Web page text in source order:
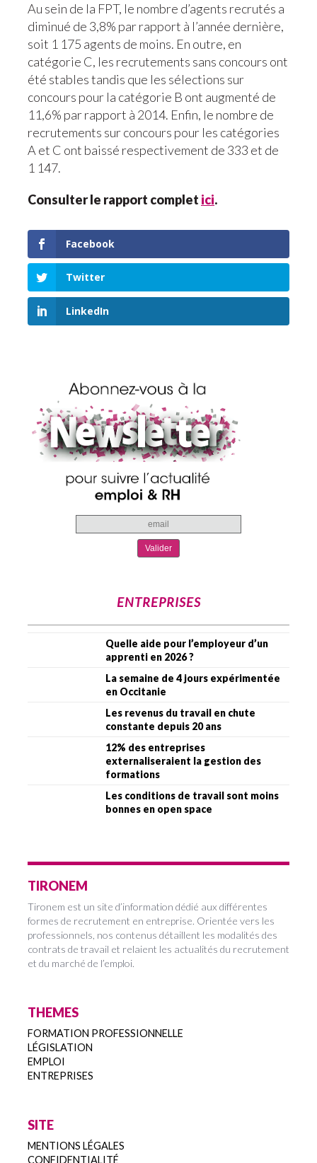
Au sein de la FPT, le nombre d’agents recrutés a
diminué de 3,8% par rapport à l’année dernière,
soit 1 175 agents de moins. En outre, en
catégorie C, les recrutements sans concours ont
été stables tandis que les sélections sur
concours pour la catégorie B ont augmenté de
11,6% par rapport à 2014. Enfin, le nombre de
recrutements sur concours pour les catégories
A et C ont baissé respectivement de 333 et de
1 147.
Consulter le rapport complet ici.
Facebook
Twitter
LinkedIn
ENTREPRISES
Quelle aide pour l’employeur d’un
apprenti en 2026 ?
La semaine de 4 jours expérimentée
en Occitanie
Les revenus du travail en chute
constante depuis 20 ans
12% des entreprises
externaliseraient la gestion des
formations
Les conditions de travail sont moins
bonnes en open space
TIRONEM
Tironem est un site d’information dédié aux différentes
formes de recrutement en entreprise. Orientée vers les
professionnels, nos contenus détaillent les modalités des
contrats de travail et relaient les actualités du recrutement
et du marché de l’emploi.
THEMES
FORMATION PROFESSIONNELLE
LÉGISLATION
EMPLOI
ENTREPRISES
SITE
MENTIONS LÉGALES
CONFIDENTIALITÉ